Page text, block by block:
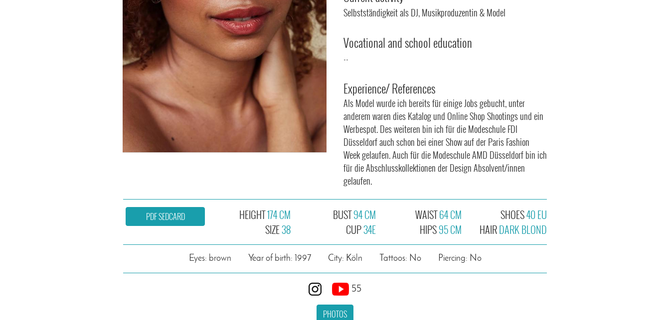
Selbstständigkeit als DJ, Musikproduzentin & Model
Vocational and school education
--
Experience/ References
Als Model wurde ich bereits für einige Jobs gebucht, unter
anderem waren dies Katalog und Online Shop Shootings und ein
Werbespot. Des weiteren bin ich für die Modeschule FDI
Düsseldorf auch schon bei einer Show auf der Paris Fashion
Week gelaufen. Auch für die Modeschule AMD Düsseldorf bin ich
für die Abschlusskollektionen der Design Absolvent/innen
gelaufen.
HEIGHT174 CM
SIZE38
BUST94 CM
CUP34E
WAIST64 CM
HIPS95 CM
SHOES40 EU
HAIRDARK BLOND
PDF SEDCARD
Eyes: brown Year of birth: 1997 City: Köln Tattoos: No Piercing: No
55
PHOTOS